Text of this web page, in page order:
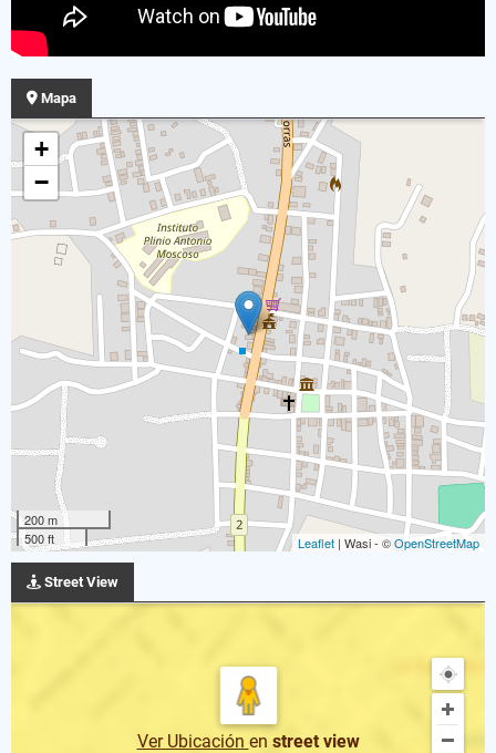
Mapa
+
−
200 m
500 ft
Leaflet | Wasi - ©OpenStreetMap
Street View
Ver Ubicación en street view